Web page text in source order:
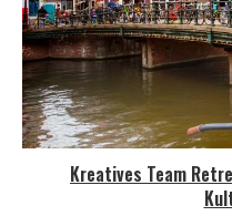
Kreatives Team